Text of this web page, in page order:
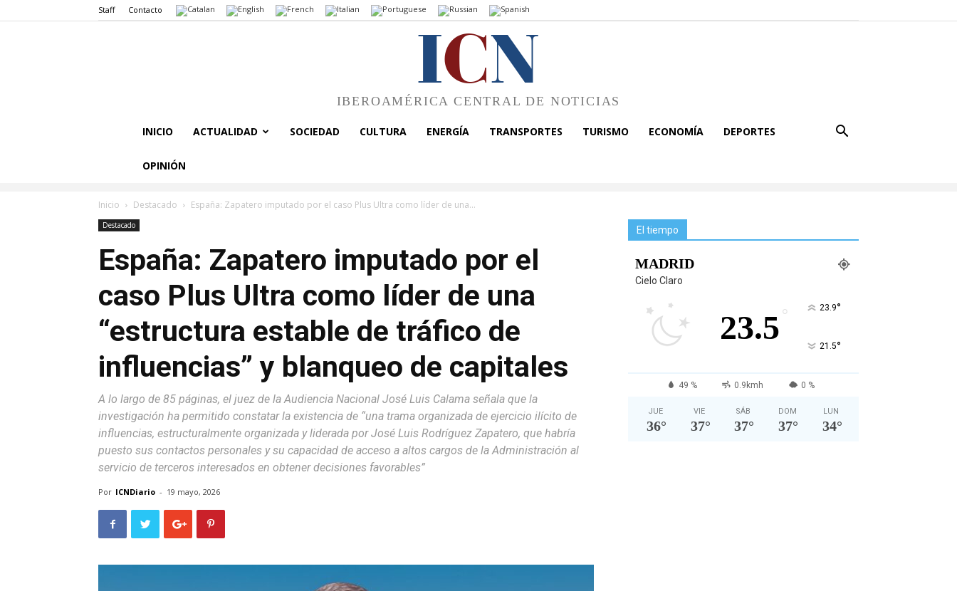
Staff Contacto
ICN
IBEROAMÉRICA CENTRAL DE NOTICIAS
INICIO ACTUALIDAD SOCIEDAD CULTURA ENERGÍA TRANSPORTES TURISMO ECONOMÍA DEPORTES
OPINIÓN
Inicio Destacado España: Zapatero imputado por el caso Plus Ultra como líder de una...
Destacado
España: Zapatero imputado por el
caso Plus Ultra como líder de una
“estructura estable de tráfico de
influencias” y blanqueo de capitales
A lo largo de 85 páginas, el juez de la Audiencia Nacional José Luis Calama señala que la
investigación ha permitido constatar la existencia de “una trama organizada de ejercicio ilícito de
influencias, estructuralmente organizada y liderada por José Luis Rodríguez Zapatero, que habría
puesto sus contactos personales y su capacidad de acceso a altos cargos de la Administración al
servicio de terceros interesados en obtener decisiones favorables”
Por ICNDiario - 19 mayo, 2026
El tiempo
MADRID
Cielo Claro
23.5 ° 23.9°
21.5°
49 % 0.9kmh 0 %
JUE
36°
VIE
37°
SÁB
37°
DOM
37°
LUN
34°